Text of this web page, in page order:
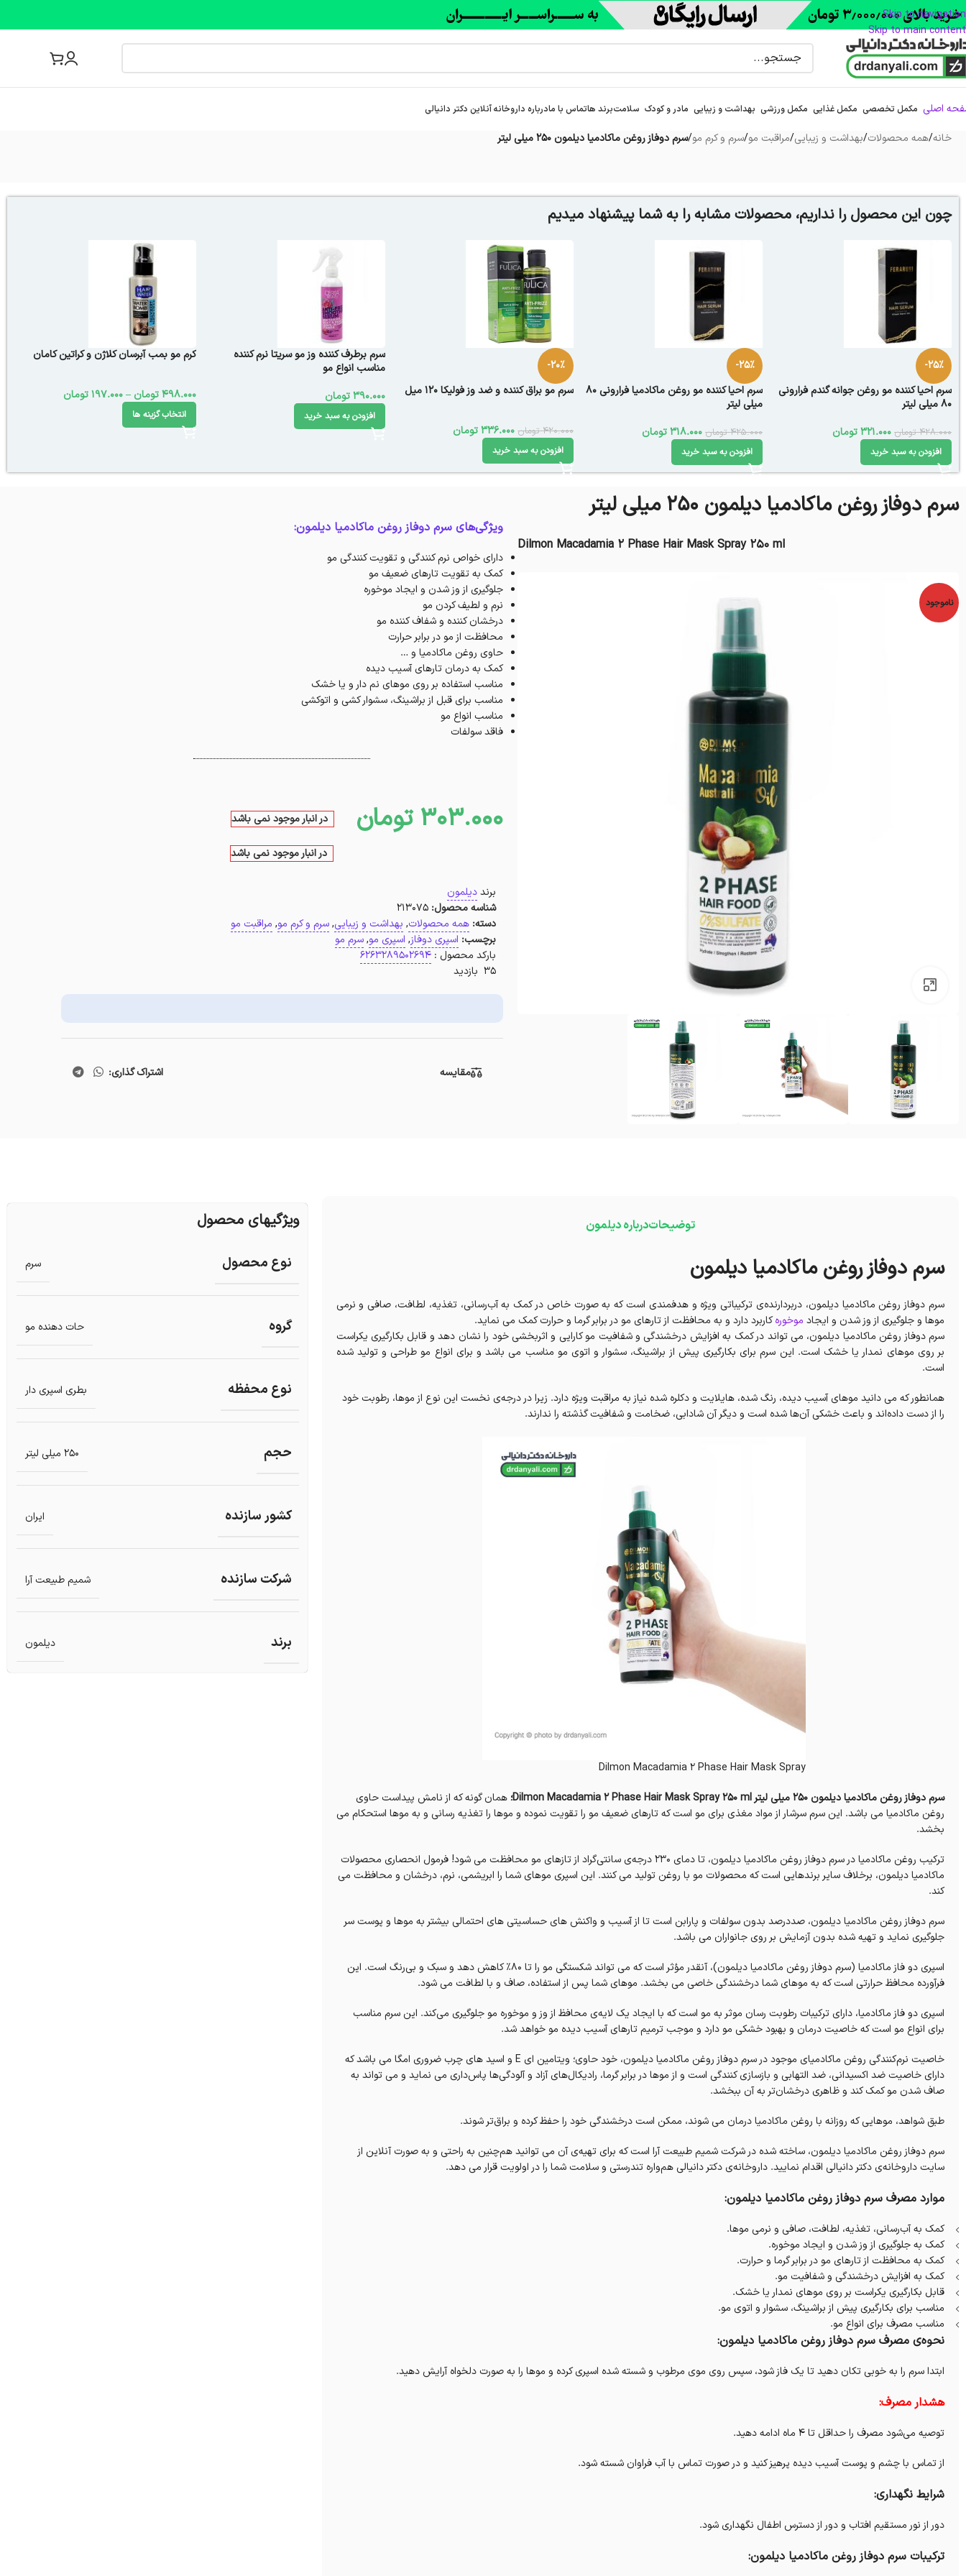
Skip to navigation
Skip to main content
اصلی مکمل تخصصی مکمل غذایی مکمل ورزشی بهداشت و زیبایی مادر و کودک سلامتبرند هاتماس با مادرباره‌ داروخانه آنلاین دکتر دانیالی
خانه/همه محصولات/بهداشت و زیبایی/مراقبت مو/سرم و کرم مو/سرم دوفاز روغن ماکادمیا دیلمون 250 میلی لیتر
چون این محصول را نداریم، محصولات مشابه را به شما پیشنهاد میدیم
-25%
سرم احیا کننده مو روغن جوانه گندم فرارونی
80 میلی لیتر
428.000 تومان 321.000تومان
افزودن به سبد خرید
-25%
سرم احیا کننده مو روغن ماکادمیا فرارونی 80
میلی لیتر
425.000 تومان 318.000 تومان
افزودن به سبد خرید
-20%
سرم مو براق کننده و ضد وز فولیکا 120 میل
420.000 تومان 336.000 تومان
افزودن به سبد خرید
سرم برطرف کننده وز مو سریتا نرم کننده
مناسب انواع مو
390.000 تومان
افزودن به سبد خرید
کرم مو بمب آبرسان کلاژن و کراتین کامان
498.000تومان –
197.000تومان
انتخاب گزینه ها
سرم دوفاز روغن ماکادمیا دیلمون 250 میلی لیتر
Dilmon Macadamia 2 Phase Hair Mask Spray 250 ml
ناموجود
ویژگی‌های سرم دوفاز روغن ماکادمیا دیلمون:
دارای خواص نرم کنندگی و تقویت کنندگی مو
کمک به تقویت تارهای ضعیف مو
جلوگیری از وز شدن و ایجاد موخوره
نرم و لطیف کردن مو
درخشان کننده و شفاف کننده مو
محافظت از مو در برابر حرارت
حاوی روغن ماکادمیا و …
کمک به درمان تارهای آسیب دیده
مناسب استفاده بر روی موهای نم دار و یا خشک
مناسب برای قبل از براشینگ، سشوار کشی و اتوکشی
مناسب انواع مو
فاقد سولفات
303.000 تومان در انبار موجود نمی باشد
در انبار موجود نمی باشد
برنددیلمون
شناسه محصول:213075
دسته: همه محصولات, بهداشت و زیبایی, سرم و کرم مو, مراقبت مو
برچسب: اسپری دوفاز, اسپری مو, سرم مو
بارکد محصول :6263289502694
35 بازدید
مقایسه اشتراک گذاری:
توضیحاتدرباره دیلمون
سرم دوفاز روغن ماکادمیا دیلمون
سرم دوفاز روغن ماکادمیا دیلمون، دربردارنده‌ی ترکیباتی ویژه و هدفمندی است که به صورت خاص در کمک به آب‌رسانی، تغذیه، لطافت، صافی و نرمی
موها و جلوگیری از وز شدن و ایجاد موخورهکاربرد دارد و به محافظت از تارهای مو در برابر گرما و حرارت کمک می نماید.
سرم دوفاز روغن ماکادمیا دیلمون، می تواند در کمک به افزایش درخشندگی و شفافیت مو کارایی و اثربخشی خود را نشان دهد و قابل بکارگیری یکراست
بر روی موهای نمدار یا خشک است. این سرم برای بکارگیری پیش از براشینگ، سشوار و اتوی مو مناسب می باشد و برای انواع مو طراحی و تولید شده
است.
همانطور که می‌ دانید موهای آسیب دیده، رنگ شده، هایلایت و دکلره شده نیاز به مراقبت ویژه دارد. زیرا در درجه‌ی نخست این نوع از موها، رطوبت خود
را از دست داده‌اند و باعث خشکی آن‌ها شده است و دیگر آن شادابی، ضخامت و شفافیت گذشته را ندارند.
Dilmon Macadamia 2 Phase Hair Mask Spray
سرم دوفاز روغن ماکادمیا دیلمون 250 میلی لیتر Dilmon Macadamia 2 Phase Hair Mask Spray 250 ml؛
همان گونه که از نامش پیداست حاوی
روغن ماکادمیا می باشد. این سرم سرشار از مواد مغذی برای مو است که تارهای ضعیف مو را تقویت نموده و موها را تغذیه رسانی و به موها استحکام می‌‌
بخشد.
ترکیب روغن ماکادمیا در سرم دوفاز روغن ماکادمیا دیلمون، تا دمای ۲۳۰ درجه‌ی سانتی‌گراد از تازهای مو محافظت می‌ شود! فرمول انحصاری محصولات
ماکادمیا دیلمون، برخلاف سایر برندهایی است که محصولات مو با روغن تولید می‌ کنند. این اسپری موهای شما را ابریشمی، نرم، درخشان و محافظت می‌
کند.
سرم دوفاز روغن ماکادمیا دیلمون، صددرصد بدون سولفات و پارابن است تا از آسیب و واکنش‌ های حساسیتی های احتمالی بیشتر به موها و پوست سر
جلوگیری نماید و تهیه شده بدون آزمایش بر روی جانواران می‌ باشد.
اسپری دو فاز ماکادمیا (سرم دوفاز روغن ماکادمیا دیلمون)، آنقدر مؤثر است که می‌ تواند شکستگی مو را تا ۸۰٪ کاهش دهد و سبک و بی‌رنگ است. این
فرآورده محافظ حرارتی است که به موهای شما درخشندگی خاصی می‌ بخشد. موهای شما پس از استفاده، صاف و با لطافت می شود.
اسپری دو فاز ماکادمیا، دارای ترکیبات رطوبت رسان موثر به مو است که با ایجاد یک لایه‌ی محافظ از وز و موخوره مو جلوگیری می‌کند. این سرم مناسب
برای انواع مو است که خاصیت درمان و بهبود خشکی مو دارد و موجب ترمیم تارهای آسیب دیده مو خواهد شد.
خاصیت نرم‌کنندگی روغن ماکادمیای موجود در سرم دوفاز روغن ماکادمیا دیلمون، خود حاوی؛ ویتامین ای E و اسید های چرب ضروری امگا می باشد که
دارای خاصیت ضد اکسیدانی، ضد التهابی و بازسازی کنندگی است و از موها در برابر گرما، رادیکال‌های آزاد و آلودگی‌ها پاس‌داری می نماید و می‌ تواند به
صاف شدن مو کمک کند و ظاهری درخشان‌تر به آن ببخشد.
طبق شواهد، موهایی که روزانه با روغن ماکادمیا درمان می‌ شوند، ممکن است درخشندگی خود را حفظ کرده و براق‌تر شوند.
سرم دوفاز روغن ماکادمیا دیلمون، ساخته شده در شرکت شمیم طبیعت آرا است که برای تهیه‌ی آن می‌ توانید هم‌چنین به راحتی و به صورت آنلاین از
سایت داروخانه‌‌ی دکتر دانیالی اقدام نمایید. داروخانه‌‌ی دکتر دانیالی هم‌واره تندرستی و سلامت شما را در اولویت قرار می‌ دهد.
موارد مصرف سرم دوفاز روغن ماکادمیا دیلمون:
کمک به آب‌رسانی، تغذیه، لطافت، صافی و نرمی موها.
کمک به جلوگیری از وز شدن و ایجاد موخوره.
کمک به محافظت از تارهای مو در برابر گرما و حرارت.
کمک به افزایش درخشندگی و شفافیت مو.
قابل بکارگیری یکراست بر روی موهای نمدار یا خشک.
مناسب برای بکارگیری پیش از براشینگ، سشوار و اتوی مو.
مناسب مصرف برای انواع مو.
نحوه‌ی مصرف سرم دوفاز روغن ماکادمیا دیلمون:
ابتدا سرم را به خوبی تکان دهید تا یک فاز شود، سپس روی موی مرطوب و شسته شده اسپری کرده و موها را به صورت دلخواه آرایش دهید.
هشدار مصرف:
توصیه می‌شود مصرف را حداقل تا ۴ ماه ادامه دهید
.
از تماس با چشم و پوست آسیب دیده پرهیز کنید و در صورت تماس با آب فراوان شسته شود.
شرایط نگهداری:
دور از نور مستقیم افتاب و دور از دسترس اطفال نگهداری شود.
ترکیبات سرم دوفاز روغن ماکادمیا دیلمون:
ویژگیهای محصول
نوع محصول سرم
گروه حات دهنده مو
نوع محفظه بطری اسپری دار
حجم 250 میلی لیتر
کشور سازنده ایران
شرکت سازنده شمیم طبیعت آرا
برند دیلمون